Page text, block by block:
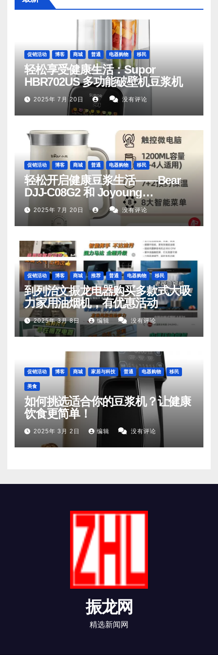
促销活动 博客 商城 普通 电器购物 移民
轻松享受健康生活：Supor
HBR702US 多功能破壁机豆浆机
2025年 7月 20日 没有评论
促销活动 博客 商城 普通 电器购物 移民
轻松开启健康豆浆生活——Bear
DJJ‑C08G2 和 Joyoung
DJ06M‑D53，你值得拥有
2025年 7月 20日 没有评论
促销活动 博客 商城 推荐 普通 电器购物 移民
到列治文振龙电器购买多款式大吸
力家用油烟机，有优惠活动
2025年 3月 8日 编辑 没有评论
促销活动 博客 商城 家居与科技 普通 电器购物 移民
美食
如何挑选适合你的豆浆机？让健康
饮食更简单！
2025年 3月 2日 编辑 没有评论
振龙网
精选新闻网